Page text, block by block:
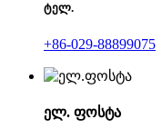
ტელ.
+86-029-88899075
ელ. ფოსტა